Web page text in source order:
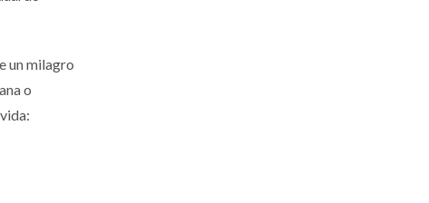
un milagro
o